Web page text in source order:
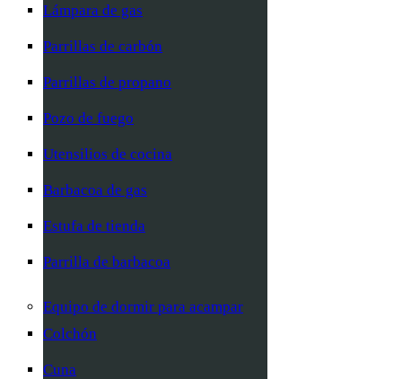
Lámpara de gas
Parrillas de carbón
Parrillas de propano
Pozo de fuego
Utensilios de cocina
Barbacoa de gas
Estufa de tienda
Parrilla de barbacoa
Equipo de dormir para acampar
Colchón
Cuna